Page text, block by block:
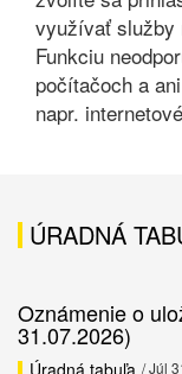
využívať služby
Funkciu
počítačoch a
napr.
ÚRADNÁ
Oznámenie o
31.07.2026)
Úradná tabuľa / Júl